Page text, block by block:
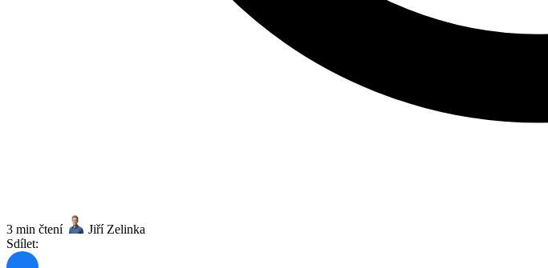
3 min čtení
Jiří Zelinka
Sdílet: